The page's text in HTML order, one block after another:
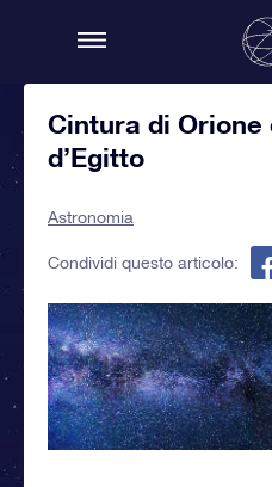
Cintura di Orione
d’Egitto
Astronomia
Condividi questo articolo: